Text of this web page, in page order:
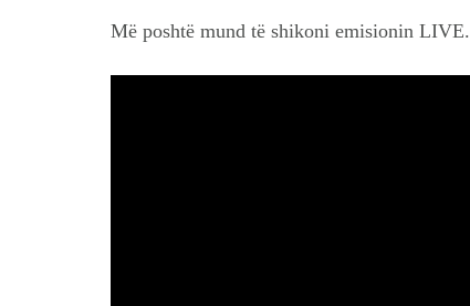
Më poshtë mund të shikoni emisionin LIVE.